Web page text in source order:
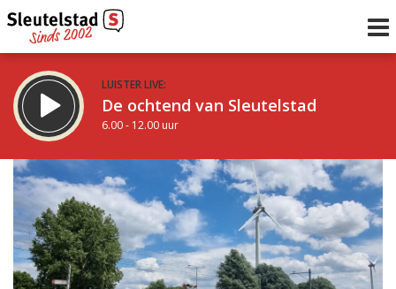
LUISTER LIVE:
De ochtend van Sleutelstad
6.00 - 12.00 uur
STRAKS:
De middag van Sleutelstad
12.00 - 18.00 uur
Vorig uur
uur 1 van 0 Volgend uur
Inklappen